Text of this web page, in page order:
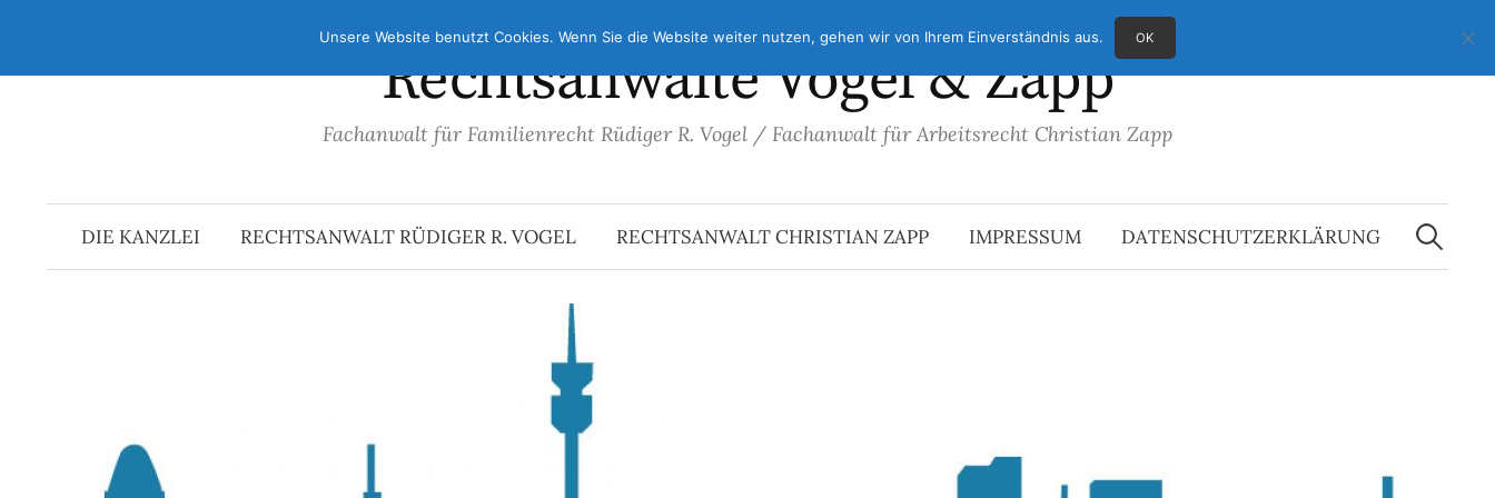
Inhalt
Rechtsanwälte Vogel & Zapp
Fachanwalt für Familienrecht Rüdiger R. Vogel / Fachanwalt für Arbeitsrecht Christian Zapp
DIE KANZLEI RECHTSANWALT RÜDIGER R. VOGEL RECHTSANWALT CHRISTIAN ZAPP IMPRESSUM DATENSCHUTZERKLÄRUNG
Suchen
nach:
Unsere Website benutzt Cookies. Wenn Sie die Website weiter nutzen, gehen wir von Ihrem Einverständnis aus. OK